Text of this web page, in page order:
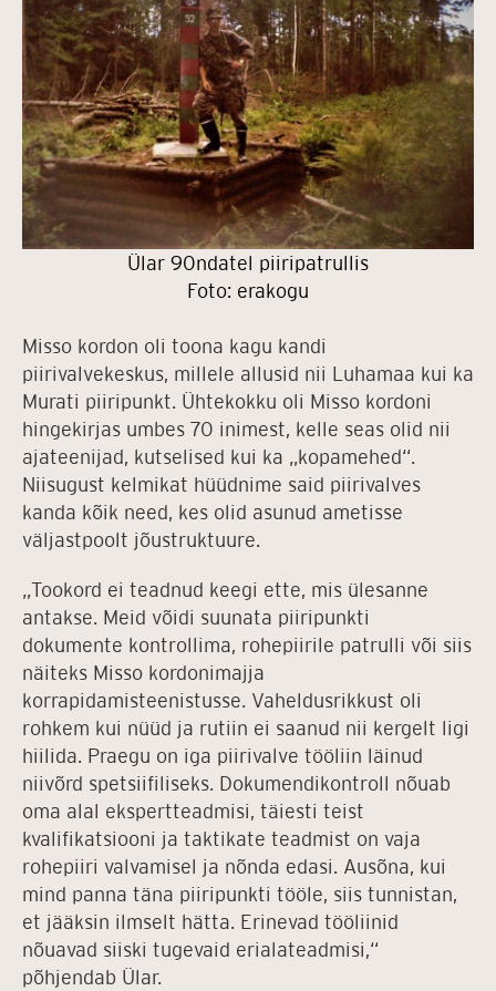
Ülar 90ndatel piiripatrullis
Foto: erakogu
Misso kordon oli toona kagu kandi
piirivalvekeskus, millele allusid nii Luhamaa kui ka
Murati piiripunkt. Ühtekokku oli Misso kordoni
hingekirjas umbes 70 inimest, kelle seas olid nii
ajateenijad, kutselised kui ka „kopamehed“.
Niisugust kelmikat hüüdnime said piirivalves
kanda kõik need, kes olid asunud ametisse
väljastpoolt jõustruktuure.
„Tookord ei teadnud keegi ette, mis ülesanne
antakse. Meid võidi suunata piiripunkti
dokumente kontrollima, rohepiirile patrulli või siis
näiteks Misso kordonimajja
korrapidamisteenistusse. Vaheldusrikkust oli
rohkem kui nüüd ja rutiin ei saanud nii kergelt ligi
hiilida. Praegu on iga piirivalve tööliin läinud
niivõrd spetsiifiliseks. Dokumendikontroll nõuab
oma alal ekspertteadmisi, täiesti teist
kvalifikatsiooni ja taktikate teadmist on vaja
rohepiiri valvamisel ja nõnda edasi. Ausõna, kui
mind panna täna piiripunkti tööle, siis tunnistan,
et jääksin ilmselt hätta. Erinevad tööliinid
nõuavad siiski tugevaid erialateadmisi,“
põhjendab Ülar.